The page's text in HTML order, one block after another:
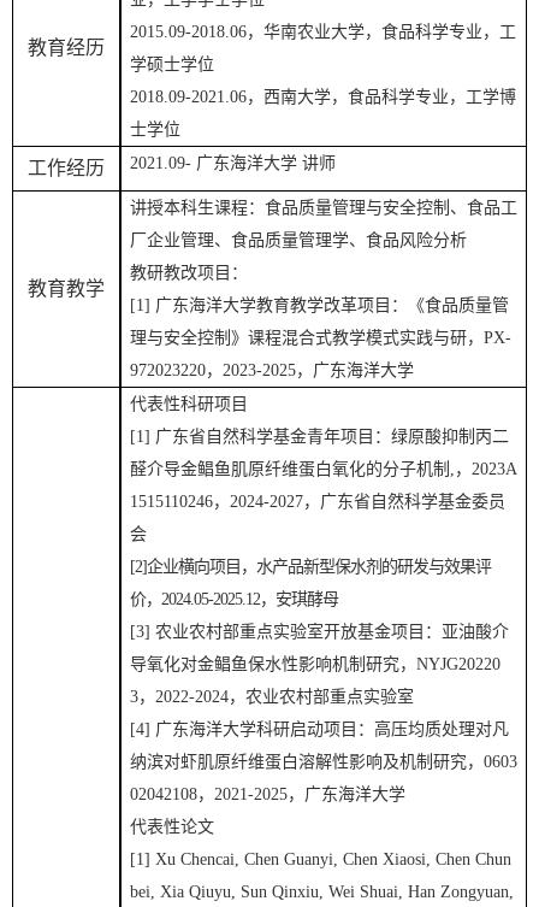
教育经历
2015.09-2018.06， 华南农业大学， 食品科学专业， 工
学硕士学位
2018.09-2021.06， 西南大学， 食品科学专业 ， 工学博
士学位
工作经历 2021.09- 广东海洋大学 讲师
教育教学
讲授本科生课程： 食品质量管理与安全控制、食品工
厂企业管理、食品质量管理学、食品风险分析
教研教改项目：
[1] 广东海洋大学教育教学改革项目 ：
《食品质量管
理与安全控制》课程混合式教学模式实践与研， PX-
972023220， 2023-2025， 广东海洋大学
代表性科研项目
[1] 广东省 自然科学基金青年项目： 绿原酸抑制丙二
醛介导金鲳鱼肌原纤维蛋白氧化的分子机制 , ， 2023A
1515110246， 2024-2027， 广东省 自然科学基金委员
会
[2]企业横向项目，水产品新型保水剂的研发与效果评
价， 2024.05-2025.12，安琪酵母
[3] 农业农村部重点实验室开放基金项目：亚油酸介
导氧化对金鲳鱼保水性影响机制研究， NYJG20220
3， 2022-2024，农业农村部重点实验室
[4] 广东海洋大学科研启动项目：高压均质处理对凡
纳滨对虾肌原纤维蛋白溶解性影响及机制研究， 0603
02042108， 2021-2025，广东海洋大学
代表性论文
[1] Xu Chencai, Chen Guanyi, Chen Xiaosi, Chen Chun
bei, Xia Qiuyu, Sun Qinxiu, Wei Shuai, Han Zongyuan,